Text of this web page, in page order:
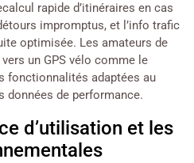
rapide d’itinéraires en cas
impromptus, et l’info trafic
optimisée. Les amateurs de
un GPS vélo comme le
fonctionnalités adaptées au
données de performance.
d’utilisation et les